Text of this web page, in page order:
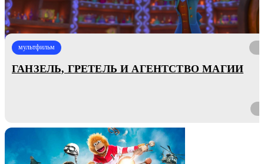
мультфильм
ГАНЗЕЛЬ, ГРЕТЕЛЬ И АГЕНТСТВО МАГИИ